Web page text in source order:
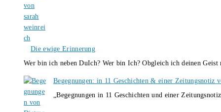
Die ewige Erinnerung
Wer bin ich neben DuIch? Wer bin Ich? Obgleich ich deinen
Begegnungen: in 11 Geschichten & einer Zeitungsnotiz
„Begegnungen in 11 Geschichten und einer